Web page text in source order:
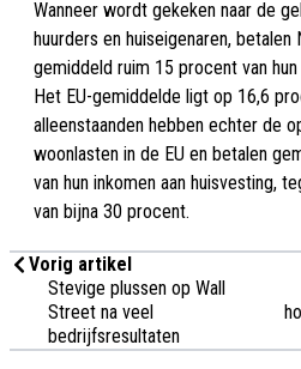
Wanneer wordt gekeken naar de
huurders en huiseigenaren,
gemiddeld ruim 15 procent van
Het EU-gemiddelde ligt op 16,6
alleenstaanden hebben echter de
woonlasten in de EU en betalen
van hun inkomen aan huisvesting,
van bijna 30 procent.
Vorig artikel
Stevige plussen op Wall
Street na veel
bedrijfsresultaten